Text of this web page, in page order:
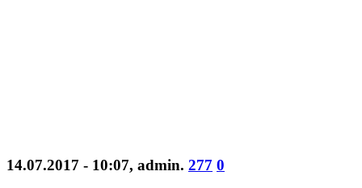
14.07.2017 - 10:07, admin. 277 0